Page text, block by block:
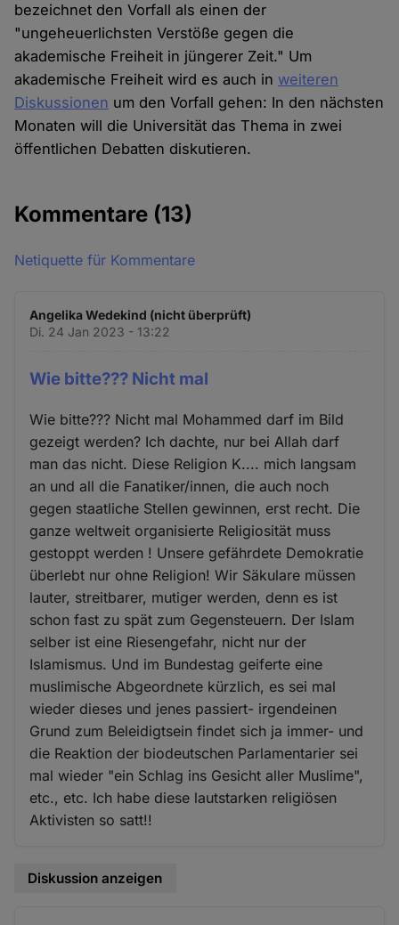
bezeichnet den Vorfall als einen der
"ungeheuerlichsten Verstöße gegen die
akademische Freiheit in jüngerer Zeit." Um
akademische Freiheit wird es auch in weiteren
Diskussionen um den Vorfall gehen: In den nächsten
Monaten will die Universität das Thema in zwei
öffentlichen Debatten diskutieren.
Kommentare (13)
Netiquette für Kommentare
Angelika Wedekind (nicht überprüft)
Di. 24 Jan 2023 - 13:22
Wie bitte??? Nicht mal
Wie bitte??? Nicht mal Mohammed darf im Bild
gezeigt werden? Ich dachte, nur bei Allah darf
man das nicht. Diese Religion K.... mich langsam
an und all die Fanatiker/innen, die auch noch
gegen staatliche Stellen gewinnen, erst recht. Die
ganze weltweit organisierte Religiosität muss
gestoppt werden ! Unsere gefährdete Demokratie
überlebt nur ohne Religion! Wir Säkulare müssen
lauter, streitbarer, mutiger werden, denn es ist
schon fast zu spät zum Gegensteuern. Der Islam
selber ist eine Riesengefahr, nicht nur der
Islamismus. Und im Bundestag geiferte eine
muslimische Abgeordnete kürzlich, es sei mal
wieder dieses und jenes passiert- irgendeinen
Grund zum Beleidigtsein findet sich ja immer- und
die Reaktion der biodeutschen Parlamentarier sei
mal wieder "ein Schlag ins Gesicht aller Muslime",
etc., etc. Ich habe diese lautstarken religiösen
Aktivisten so satt!!
Diskussion anzeigen